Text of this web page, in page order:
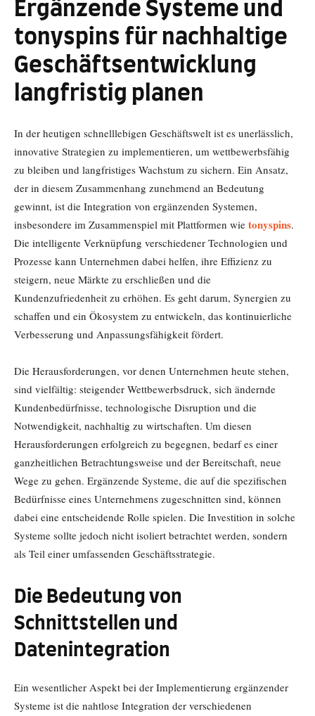
Ergänzende Systeme und
tonyspins für nachhaltige
Geschäftsentwicklung
langfristig planen
In der heutigen schnelllebigen Geschäftswelt ist es unerlässlich,
innovative Strategien zu implementieren, um wettbewerbsfähig
zu bleiben und langfristiges Wachstum zu sichern. Ein Ansatz,
der in diesem Zusammenhang zunehmend an Bedeutung
gewinnt, ist die Integration von ergänzenden Systemen,
insbesondere im Zusammenspiel mit Plattformen wie tonyspins.
Die intelligente Verknüpfung verschiedener Technologien und
Prozesse kann Unternehmen dabei helfen, ihre Effizienz zu
steigern, neue Märkte zu erschließen und die
Kundenzufriedenheit zu erhöhen. Es geht darum, Synergien zu
schaffen und ein Ökosystem zu entwickeln, das kontinuierliche
Verbesserung und Anpassungsfähigkeit fördert.
Die Herausforderungen, vor denen Unternehmen heute stehen,
sind vielfältig: steigender Wettbewerbsdruck, sich ändernde
Kundenbedürfnisse, technologische Disruption und die
Notwendigkeit, nachhaltig zu wirtschaften. Um diesen
Herausforderungen erfolgreich zu begegnen, bedarf es einer
ganzheitlichen Betrachtungsweise und der Bereitschaft, neue
Wege zu gehen. Ergänzende Systeme, die auf die spezifischen
Bedürfnisse eines Unternehmens zugeschnitten sind, können
dabei eine entscheidende Rolle spielen. Die Investition in solche
Systeme sollte jedoch nicht isoliert betrachtet werden, sondern
als Teil einer umfassenden Geschäftsstrategie.
Die Bedeutung von
Schnittstellen und
Datenintegration
Ein wesentlicher Aspekt bei der Implementierung ergänzender
Systeme ist die nahtlose Integration der verschiedenen